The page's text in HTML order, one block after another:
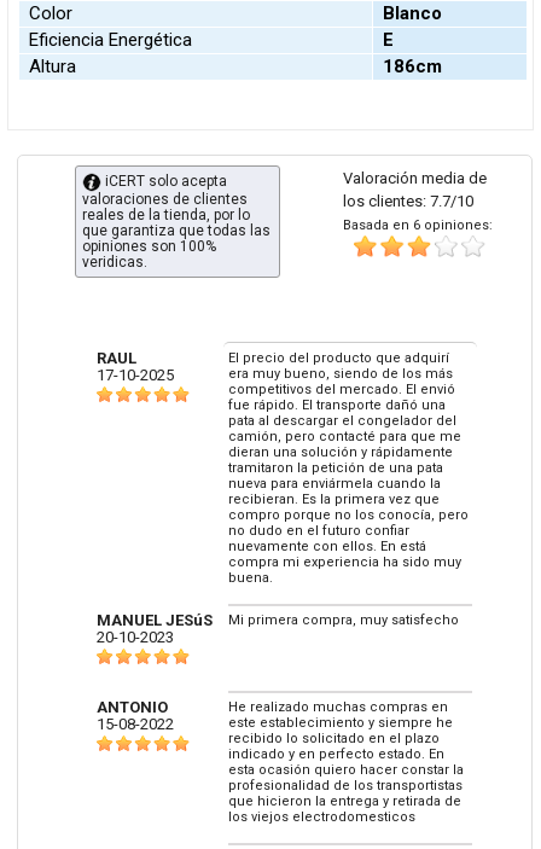
Color
Blanco
Eficiencia Energética
E
Altura
186cm
Valoración media de
los clientes: 7.7/10
Basada en 6 opiniones:
iCERT solo acepta
valoraciones de clientes
reales de la tienda, por lo
que garantiza que todas las
opiniones son 100%
veridicas.
RAUL
17-10-2025
El precio del producto que adquirí
era muy bueno, siendo de los más
competitivos del mercado. El envió
fue rápido. El transporte dañó una
pata al descargar el congelador del
camión, pero contacté para que me
dieran una solución y rápidamente
tramitaron la petición de una pata
nueva para enviármela cuando la
recibieran. Es la primera vez que
compro porque no los conocía, pero
no dudo en el futuro confiar
nuevamente con ellos. En está
compra mi experiencia ha sido muy
buena.
MANUEL JESúS
20-10-2023
Mi primera compra, muy satisfecho
ANTONIO
15-08-2022
He realizado muchas compras en
este establecimiento y siempre he
recibido lo solicitado en el plazo
indicado y en perfecto estado. En
esta ocasión quiero hacer constar la
profesionalidad de los transportistas
que hicieron la entrega y retirada de
los viejos electrodomesticos